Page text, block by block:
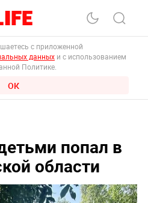
с приложенной
данных и с использованием
Политике.
ОК
попал в
области